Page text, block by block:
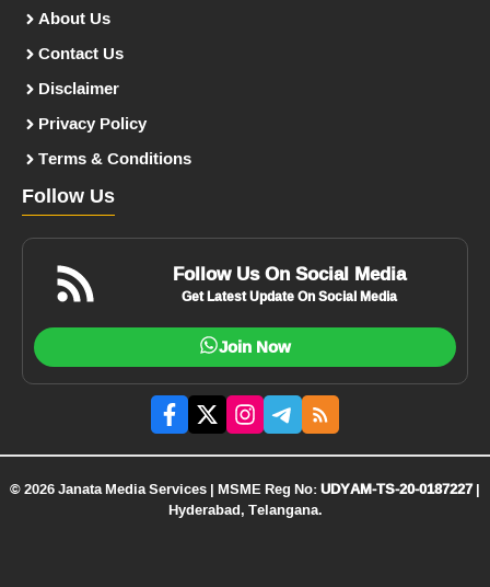
About Us
Contact Us
Disclaimer
Privacy Policy
Terms & Conditions
Follow Us
Follow Us On Social Media
Get Latest Update On Social Media
Join Now
© 2026 Janata Media Services | MSME Reg No:UDYAM-TS-20-0187227|
Hyderabad, Telangana.